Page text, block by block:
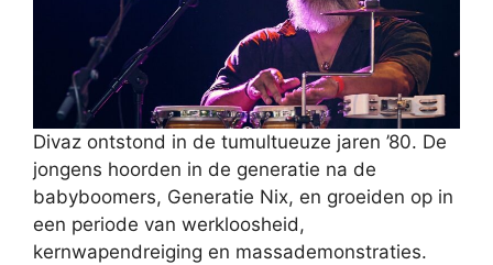
Divaz ontstond in de tumultueuze jaren ’80. De
jongens hoorden in de generatie na de
babyboomers, Generatie Nix, en groeiden op in
een periode van werkloosheid,
kernwapendreiging en massademonstraties.